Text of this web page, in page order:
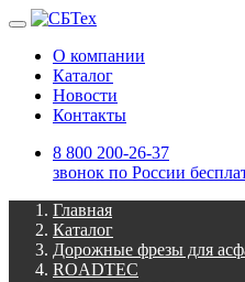
О компании
Каталог
Новости
Контакты
8 800 200-26-37
звонок по России
Главная
Каталог
Дорожные фрезы для
ROADTEC